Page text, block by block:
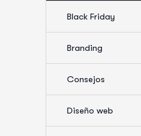
Black Friday
Branding
Consejos
Diseño web